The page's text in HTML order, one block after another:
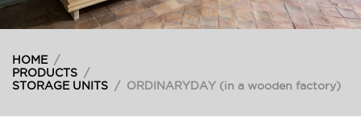
HOME /
PRODUCTS /
STORAGE UNITS / ORDINARYDAY (in a wooden factory)